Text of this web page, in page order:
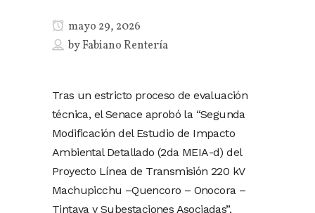
mayo 29, 2026
byFabiano Rentería
Tras un estricto proceso de evaluación
técnica, el Senace aprobó la “Segunda
Modificación del Estudio de Impacto
Ambiental Detallado (2da MEIA-d) del
Proyecto Línea de Transmisión 220 kV
Machupicchu –Quencoro – Onocora –
Tintaya y Subestaciones Asociadas”,